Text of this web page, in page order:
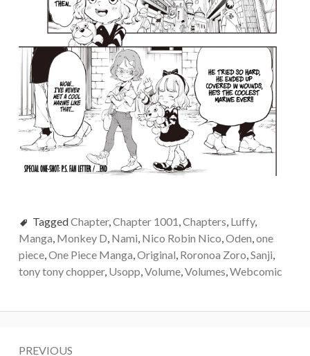
TaggedChapter,Chapter 1001,Chapters, Luffy,
Manga, Monkey D, Nami, Nico Robin Nico,Oden,one
piece,One Piece Manga,Original, Roronoa Zoro,Sanji,
tony tony chopper, Usopp,Volume,Volumes,Webcomic
PREVIOUS